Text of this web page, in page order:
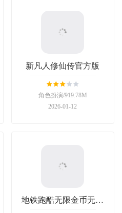
新凡人修仙传官方版
角色扮演/919.78M
2026-01-12
地铁跑酷无限金币无限